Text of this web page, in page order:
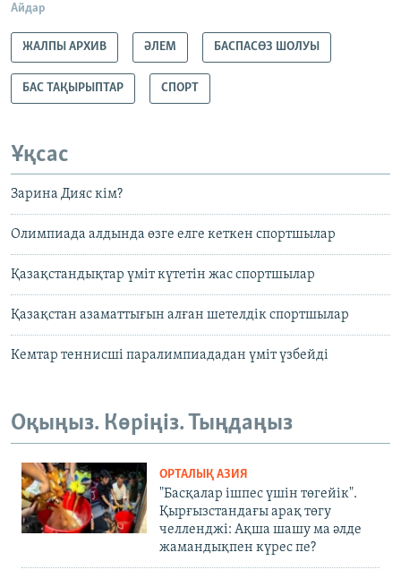
Айдар
ЖАЛПЫ АРХИВ ӘЛЕМ БАСПАСӨЗ ШОЛУЫ
БАС ТАҚЫРЫПТАР СПОРТ
Ұқсас
Зарина Дияс кім?
Олимпиада алдында өзге елге кеткен спортшылар
Қазақстандықтар үміт күтетін жас спортшылар
Қазақстан азаматтығын алған шетелдік спортшылар
Кемтар теннисші паралимпиададан үміт үзбейді
Оқыңыз. Көріңіз. Тыңдаңыз
ОРТАЛЫҚ АЗИЯ
"Басқалар ішпес үшін төгейік".
Қырғызстандағы арақ төгу
челленджі: Ақша шашу ма әлде
жамандықпен күрес пе?